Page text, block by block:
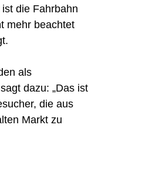
die Fahrbahn
mehr beachtet
als
dazu: „Das ist
die aus
Markt zu